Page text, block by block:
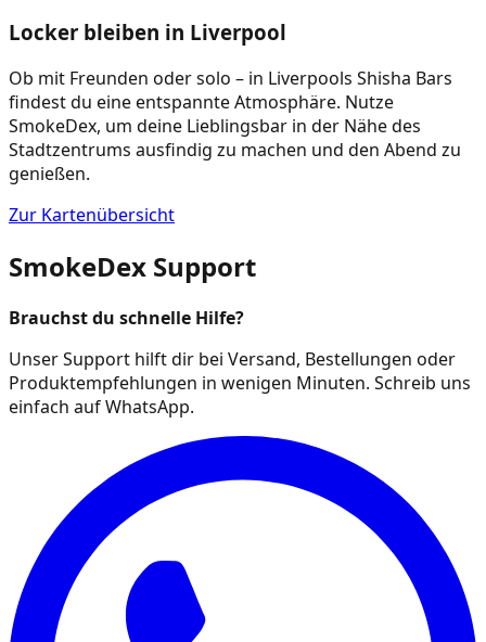
Locker bleiben in Liverpool
Ob mit Freunden oder solo – in Liverpools Shisha Bars
findest du eine entspannte Atmosphäre. Nutze
SmokeDex, um deine Lieblingsbar in der Nähe des
Stadtzentrums ausfindig zu machen und den Abend zu
genießen.
Zur Kartenübersicht
SmokeDex Support
Brauchst du schnelle Hilfe?
Unser Support hilft dir bei Versand, Bestellungen oder
Produktempfehlungen in wenigen Minuten. Schreib uns
einfach auf WhatsApp.